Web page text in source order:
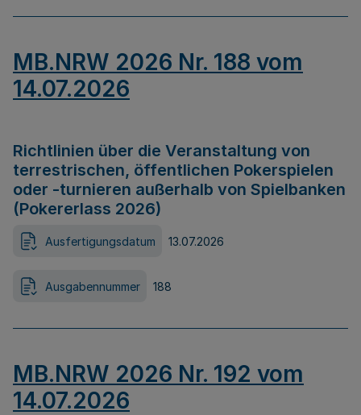
MB.NRW 2026 Nr. 188 vom
14.07.2026
Richtlinien über die Veranstaltung von
terrestrischen, öffentlichen Pokerspielen
oder -turnieren außerhalb von Spielbanken
(Pokererlass 2026)
Ausfertigungsdatum 13.07.2026
Ausgabennummer 188
MB.NRW 2026 Nr. 192 vom
14.07.2026